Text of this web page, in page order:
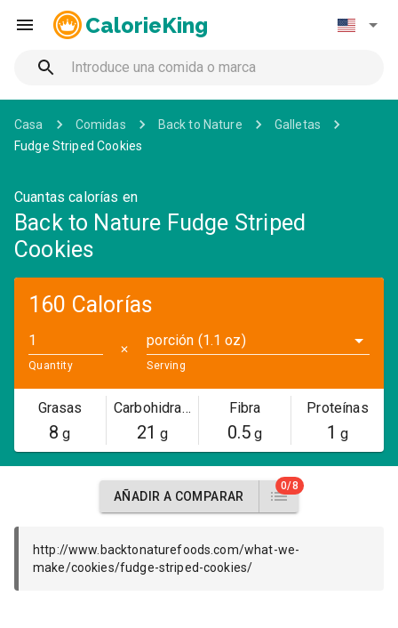
CalorieKing
Casa Comidas Back to Nature
Galletas
Fudge Striped Cookies
Cuantas calorías en
Back to Nature Fudge Striped
Cookies
160 Calorías
Quantity
✕
porción (1.1 oz)
Serving
Grasas
8 g
Carbohidratos
21 g
Fibra
0.5g
Proteínas
1 g
AÑADIR A COMPARAR
0/8
http://www.backtonaturefoods.com/what-we-
make/cookies/fudge-striped-cookies/